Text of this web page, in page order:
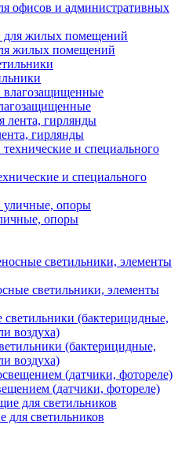
офисов и административных
жилых помещений
гирлянды
и специального
опоры
светильники, элементы
(бактерицидные,
воздуха)
(датчики, фотореле)
светильников